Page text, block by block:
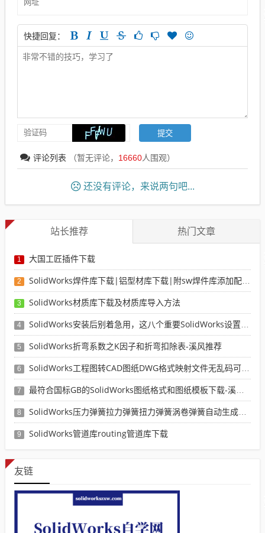
快捷回复：
评论列表 （暂无评论， 16660人围观）
还没有评论，来说两句吧...
站长推荐 热门文章
1 大国工匠插件下载
2 SolidWorks焊件库下载|铝型材库下载|附sw焊件库添加配置使用教程
3 SolidWorks材质库下载及材质库导入方法
4 SolidWorks安装后别着急用，这八个重要SolidWorks设置可以提高你的画图效率
5 SolidWorks折弯系数之K因子和折弯扣除表-溪风推荐
6 SolidWorks工程图转CAD图纸DWG格式映射文件无乱码可分层-溪风亲测推荐
7 最符合国标GB的SolidWorks图纸格式和图纸模板下载-溪风专用版
8 SolidWorks压力弹簧拉力弹簧扭力弹簧涡卷弹簧自动生成宏程序下载
9 SolidWorks管道库routing管道库下载
友链